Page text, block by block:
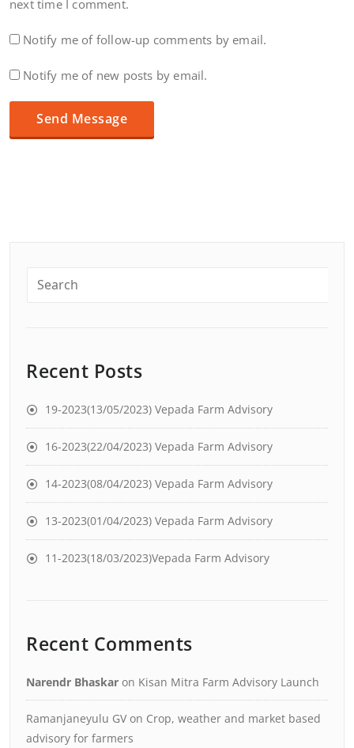
next time I comment.
Notify me of follow-up comments by email.
Notify me of new posts by email.
Recent Posts
19-2023(13/05/2023) Vepada Farm Advisory
16-2023(22/04/2023) Vepada Farm Advisory
14-2023(08/04/2023) Vepada Farm Advisory
13-2023(01/04/2023) Vepada Farm Advisory
11-2023(18/03/2023)Vepada Farm Advisory
Recent Comments
Narendr Bhaskar on Kisan Mitra Farm Advisory Launch
Ramanjaneyulu GV on Crop, weather and market based
advisory for farmers